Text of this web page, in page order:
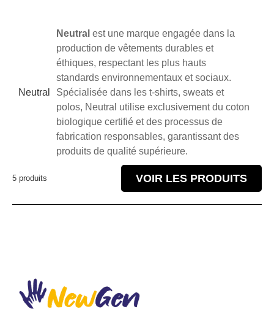
Neutral
Neutral est une marque engagée dans la
production de vêtements durables et
éthiques, respectant les plus hauts
standards environnementaux et sociaux.
Spécialisée dans les t-shirts, sweats et
polos, Neutral utilise exclusivement du coton
biologique certifié et des processus de
fabrication responsables, garantissant des
produits de qualité supérieure.
5 produits VOIR LES PRODUITS